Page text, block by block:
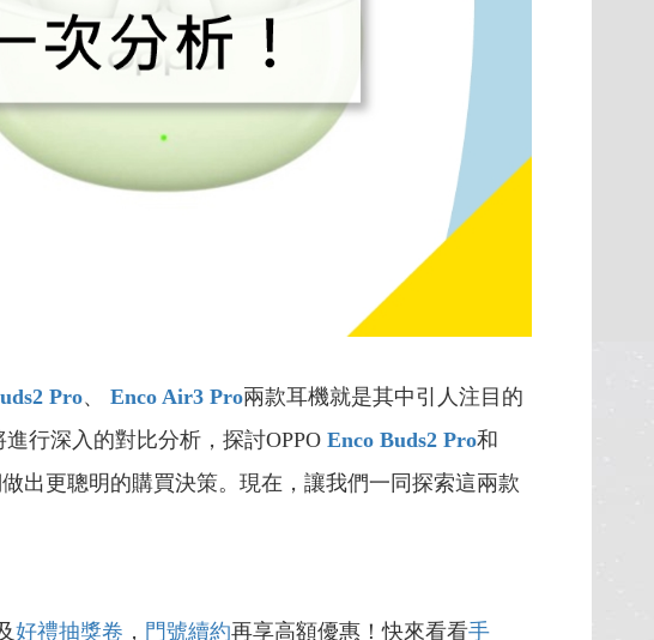
Pro、 Enco Air3 Pro兩款耳機就是其中引人注目的
行深入的對比分析，探討OPPO Enco Buds2 Pro和
出更聰明的購買決策。現在，讓我們一同探索這兩款
好禮抽獎卷 ， 門號續約再享高額優惠！快來看看手